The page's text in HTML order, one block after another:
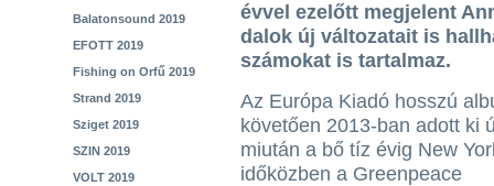
Balatonsound 2019
EFOTT 2019
Fishing on Orfű 2019
Strand 2019
Sziget 2019
SZIN 2019
VOLT 2019
évvel ezelőtt megjelent
dalok új változatait is
számokat is tartalmaz.
Az Európa Kiadó hosszú
követően 2013-ban adott ki
miután a bő tíz évig New
időközben a Greenpeace